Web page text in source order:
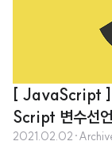
[ JavaScript ]
Script 변수선
2021.02.02 ·